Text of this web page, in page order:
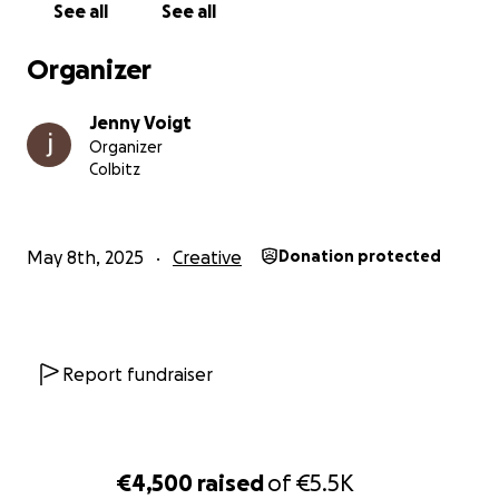
€4,500 raisedof€5.5K
See all See all
Organizer
Jenny Voigt
Organizer
Colbitz
May 8th, 2025 Creative Donation protected
Report fundraiser